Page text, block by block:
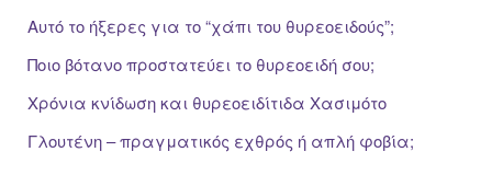
Αυτό το ήξερες για το “χάπι του θυρεοειδούς”;
Ποιο βότανο προστατεύει το θυρεοειδή σου;
Χρόνια κνίδωση και θυρεοειδίτιδα Χασιμότο
Γλουτένη – πραγματικός εχθρός ή απλή φοβία;